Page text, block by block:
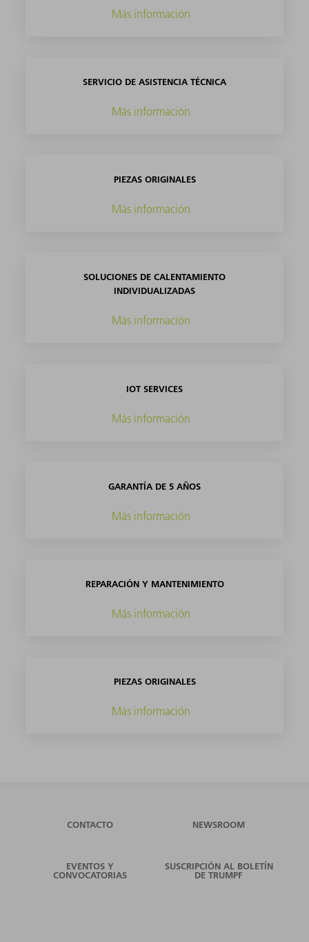
Más información
SERVICIO DE ASISTENCIA TÉCNICA
Más información
PIEZAS ORIGINALES
Más información
SOLUCIONES DE CALENTAMIENTO
INDIVIDUALIZADAS
Más información
IOT SERVICES
Más información
GARANTÍA DE 5 AÑOS
Más información
REPARACIÓN Y MANTENIMIENTO
Más información
PIEZAS ORIGINALES
Más información
CONTACTO NEWSROOM
EVENTOS Y
CONVOCATORIAS
SUSCRIPCIÓN AL BOLETÍN
DE TRUMPF